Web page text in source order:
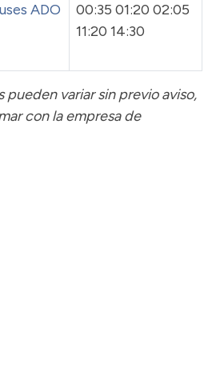
ADO
00:35 01:20 02:05
11:20 14:30
pueden variar sin previo aviso,
con la empresa de